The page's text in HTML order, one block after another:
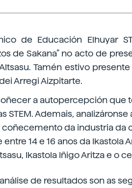
de Educación Elhuyar
de Sakana” no acto de
Tamén estivo
Arregi Aizpitarte.
a autopercepción que
STEM. Ademais,
da industria da
14 e 16 anos da Ikastola
Ikastola Iñigo Aritza e o
de resultados son as